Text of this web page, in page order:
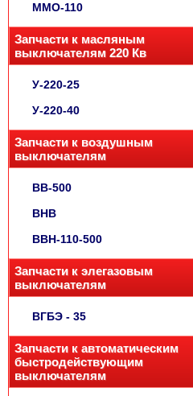
ММО-110
Запчасти к масляным
выключателям 220 Кв
У-220-25
У-220-40
Запчасти к воздушным
выключателям
ВВ-500
ВНВ
ВВН-110-500
Запчасти к элегазовым
выключателям
ВГБЭ - 35
Запчасти к автоматическим
быстродействующим
выключателям